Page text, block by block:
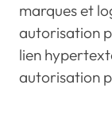
marques et
autorisation
lien
autorisation